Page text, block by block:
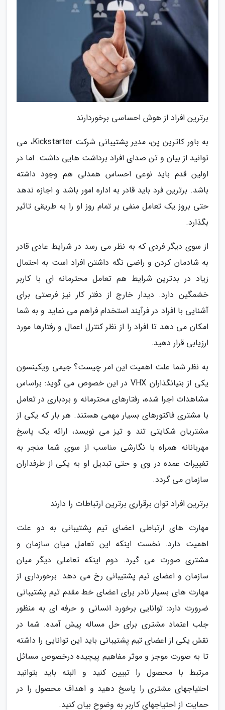
برترین افراد از هوش احساسی برخوردارند
به باور کاترین پن، مدیر پشتیبانی شرکت Kickstarter، می
توانید از بیان و تن صدای افراد برداشت هایی داشت. اما در
اولین قدم باید نوعی احساس همدلی هم وجود داشته
باشد. برترین فرد باید قادر به اداره امور باشد و اجازه ندهد
حتی بروز یک تعامل منفی بر تمام روز او را به طریقی تاثیر
بگذارد.
از سوی دیگر فردی که به نظر می رسد در شرایط عادی قادر
به شادمان کردن و راضی نگه داشتن افراد است به احتمال
زیاد در بدترین شرایط هم تعامل محترمانه ای با کاربر
خشمگین دارد. دیدار خارج از دفتر کار نیز فرصتی برای
آشنایی با افراد در فرآیند استخدام فراهم می نماید و به شما
امکان می دهد تا افراد را از نظر کنترل اعمال و رفتارها مورد
ارزیابی قرار دهید.
به نظر شما علت اهمیت این امر چیست؟ جیمی ویکینسون
یکی از بنیانگذاران VHX در این خصوص می گوید: براساس
مشاهدات اجرا شده، رفتارهای محترمانه و بردباری در تعامل
با مشتری فاکتورهای بسیار مهمی هستند. هر بار که یکی از
مشتریان شکایتی تند و تیز می نویسد، ارائه یک پاسخ
مهربانانه همراه با نگارشی مناسب از سوی شما منجر به
تغییرات عمده در وی و حتی تبدیل او به یکی از طرفداران
سازمان می گردد.
برترین افراد توان برقراری برترین ارتباطات را دارند
مهارت های ارتباطی اعضای تیم پشتیبانی به دو علت
اهمیت دارد. نخست اینکه این تعامل میان سازمان و
مشتری صورت می گیرد. دوم اینکه تعاملی دیگر میان
سازمان و اعضای تیم پشتیبانی رخ می دهد. برخورداری از
مهارت های بسیار نادر برای اعضای خط مقدم تیم پشتیبانی
ضرورت دارد: توانایی برخورد انسانی و حرفه ای به منظور
جلب اعتماد مشتری برای حل مساله پیش آمده. شما در
نقش یکی از اعضای تیم پشتیبانی باید این توانایی را داشته
تا به صورت موجز و موثر مفاهیم پیچیده درخصوص مسائل
مرتبط با محصول را تبیین کنید و البته باید بتوانید
احتیاجهای مشتری را پاسخ دهید و اهداف محصول را در
حمایت از احتیاجهای کاربر به وضوح بیان کنید.